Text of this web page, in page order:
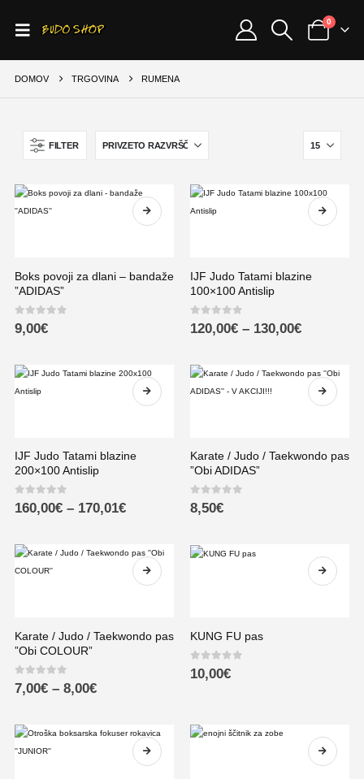
0
DOMOV TRGOVINA RUMENA
FILTER
Boks povoji za dlani – bandaže
”ADIDAS”
0out of 5
9,00€
IJF Judo Tatami blazine
100×100 Antislip
0 out of 5
120,00€ – 130,00€
IJF Judo Tatami blazine
200×100 Antislip
0 out of 5
160,00€ – 170,01€
Karate / Judo / Taekwondo pas
”Obi ADIDAS”
0out of 5
8,50€
Karate / Judo / Taekwondo pas
”Obi COLOUR”
0out of 5
7,00€ – 8,00€
KUNG FU pas
0 out of 5
10,00€